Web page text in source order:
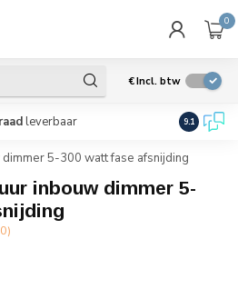
0
€Incl. btw
leverbaar Wij
9.1
dimmer 5-300 watt fase afsnijding
inbouw dimmer 5-